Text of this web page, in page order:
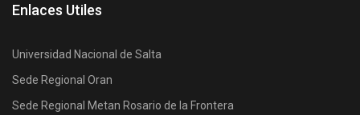
Enlaces Utiles
Universidad Nacional de Salta
Sede Regional Oran
Sede Regional Metan Rosario de la Frontera